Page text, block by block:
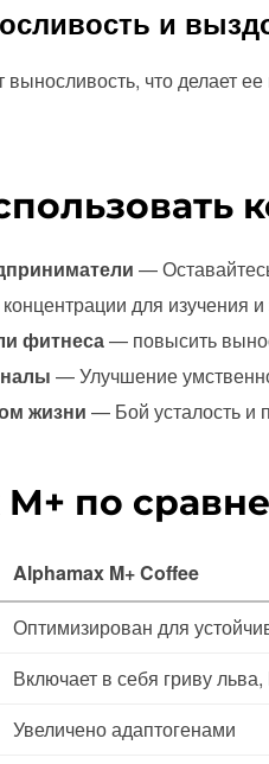
и
что делает
—
для изучения и
фитнеса— повысить
— Улучшение
жизни — Бой усталость и
M+ по
Alphamax M+ Coffee
Оптимизирован для
Включает в себя гриву
Увеличено адаптогенами